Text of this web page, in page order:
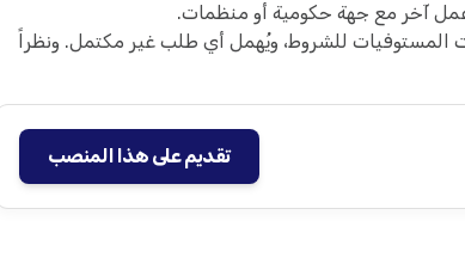
عمل آخر مع جهة حكومية أو منظمات.
للشروط، ويُهمل أي طلب غير مكتمل. ونظراً
تقديم على هذا المنصب